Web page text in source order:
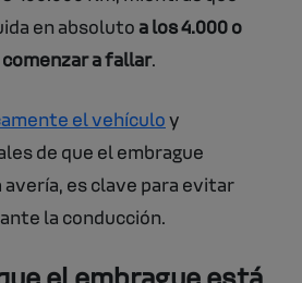
en absoluto a los 4.000 o
a fallar.
el vehículoy
de que el embrague
es clave para evitar
la conducción.